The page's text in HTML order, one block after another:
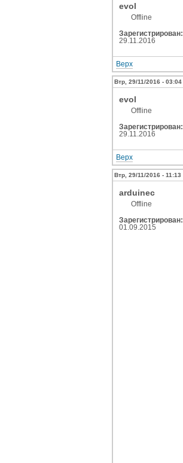
evol
Offline
Зарегистрирован:
29.11.2016
Верх
Втр, 29/11/2016 - 03:04
evol
Offline
Зарегистрирован:
29.11.2016
Верх
Втр, 29/11/2016 - 11:13
arduinec
Offline
Зарегистрирован:
01.09.2015